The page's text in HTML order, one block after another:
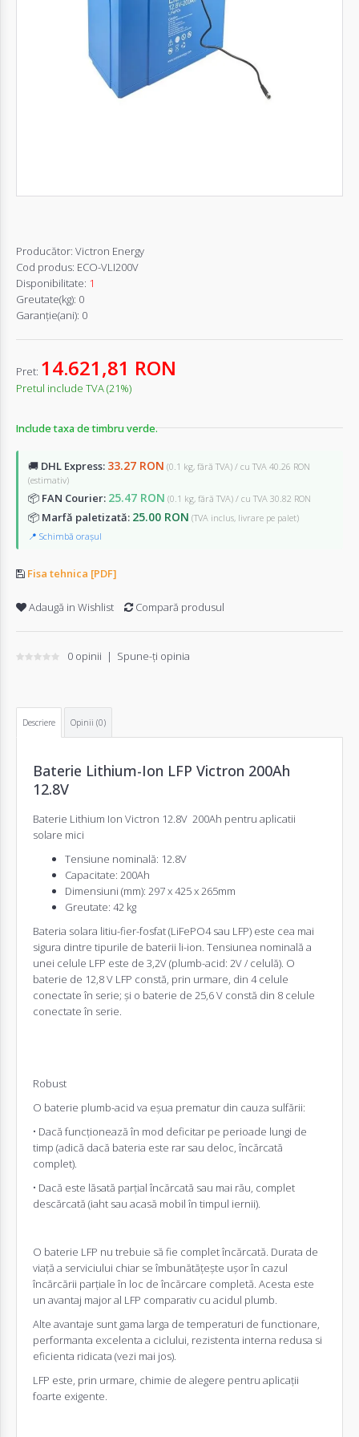
Producător: Victron Energy
Cod produs: ECO-VLI200V
Disponibilitate: 1
Greutate(kg): 0
Garanţie(ani): 0
Pret: 14.621,81 RON
Pretul include TVA (21%)
Include taxa de timbru verde.
🚚 DHL Express: 33.27 RON (0.1 kg, fără TVA) / cu TVA 40.26 RON
(estimativ)
📦 FAN Courier: 25.47 RON (0.1 kg, fără TVA) / cu TVA 30.82 RON
📦 Marfă paletizată: 25.00 RON (TVA inclus, livrare pe palet)
📍 Schimbă orașul
Fisa tehnica [PDF]
Adaugă in Wishlist Compară produsul
0 opinii | Spune-ţi opinia
Descriere Opinii (0)
Baterie Lithium-Ion LFP Victron 200Ah
12.8V
Baterie Lithium Ion Victron 12.8V 200Ah pentru aplicatii
solare mici
Tensiune nominală: 12.8V
Capacitate: 200Ah
Dimensiuni (mm): 297 x 425 x 265mm
Greutate: 42 kg
Bateria solara litiu-fier-fosfat (LiFePO4 sau LFP) este cea mai
sigura dintre tipurile de baterii li-ion. Tensiunea nominală a
unei celule LFP este de 3,2V (plumb-acid: 2V / celulă). O
baterie de 12,8 V LFP constă, prin urmare, din 4 celule
conectate în serie; și o baterie de 25,6 V constă din 8 celule
conectate în serie.
Robust
O baterie plumb-acid va eșua prematur din cauza sulfării:
• Dacă funcționează în mod deficitar pe perioade lungi de
timp (adică dacă bateria este rar sau deloc, încărcată
complet).
• Dacă este lăsată parțial încărcată sau mai rău, complet
descărcată (iaht sau acasă mobil în timpul iernii).
O baterie LFP nu trebuie să fie complet încărcată. Durata de
viață a serviciului chiar se îmbunătățește ușor în cazul
încărcării parțiale în loc de încărcare completă. Acesta este
un avantaj major al LFP comparativ cu acidul plumb.
Alte avantaje sunt gama larga de temperaturi de functionare,
performanta excelenta a ciclului, rezistenta interna redusa si
eficienta ridicata (vezi mai jos).
LFP este, prin urmare, chimie de alegere pentru aplicații
foarte exigente.